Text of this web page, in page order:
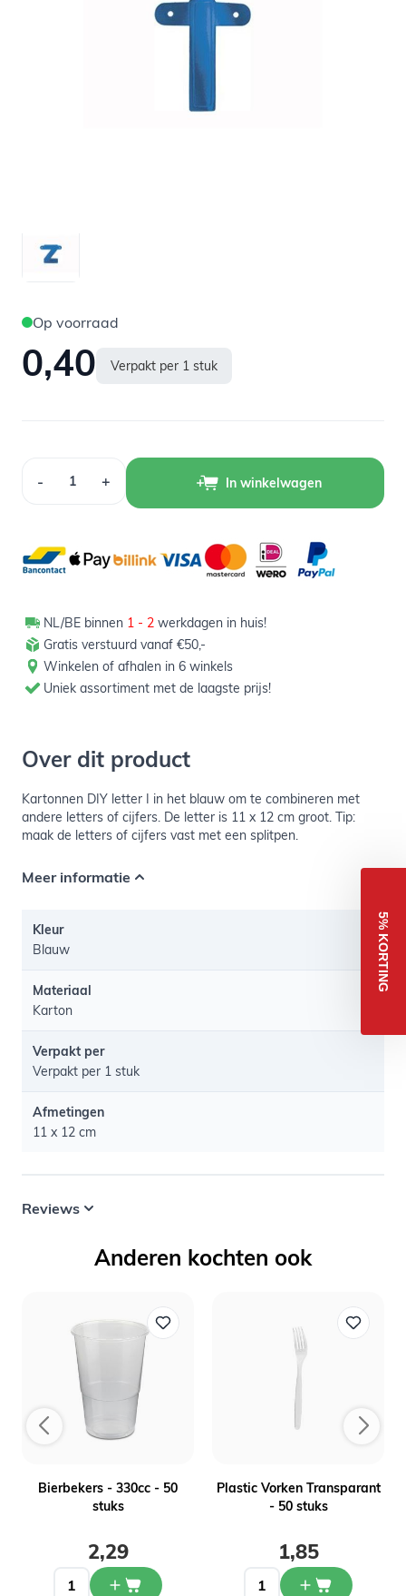
Op voorraad
0,40 Verpakt per 1 stuk
- + In winkelwagen
NL/BE binnen 1 - 2 werkdagen in huis!
Gratis verstuurd vanaf €50,-
Winkelen of afhalen in 6 winkels
Uniek assortiment met de laagste prijs!
Over dit product
Kartonnen DIY letter I in het blauw om te combineren met
andere letters of cijfers. De letter is 11 x 12 cm groot. Tip:
maak de letters of cijfers vast met een splitpen.
Meer informatie
Kleur
Blauw
Materiaal
Karton
Verpakt per
Verpakt per 1 stuk
Afmetingen
11 x 12 cm
Reviews
Anderen kochten ook
Bierbekers - 330cc - 50
stuks
2,29
Plastic Vorken Transparant
- 50 stuks
1,85
5% KORTING